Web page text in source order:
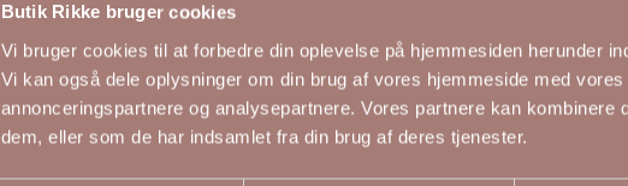
Butik Rikke bruger cookies
Vi bruger cookies til at forbedre din oplevelse på hjemmesiden herunder
Vi kan også dele oplysninger om din brug af vores hjemmeside med
annonceringspartnere og analysepartnere. Vores partnere kan kombinere
dem, eller som de har indsamlet fra din brug af deres tjenester.